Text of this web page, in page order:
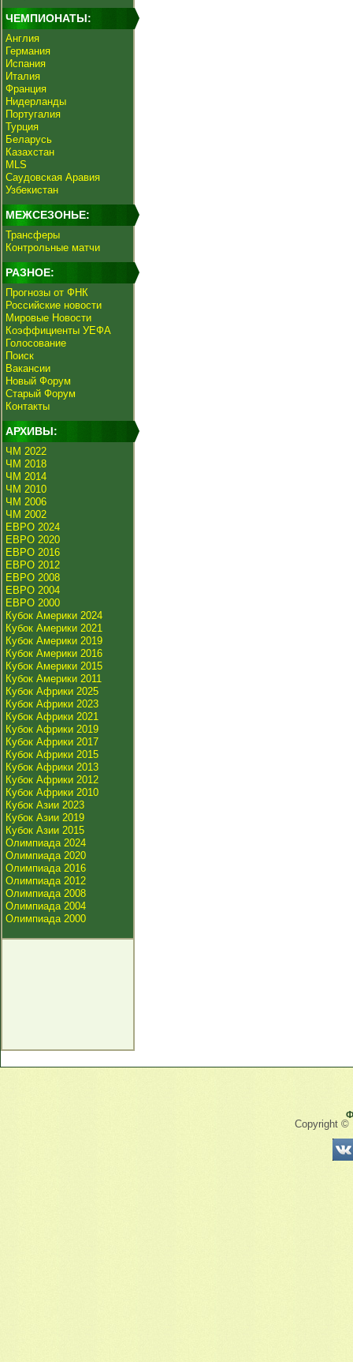
ЧЕМПИОНАТЫ:
Англия
Германия
Испания
Италия
Франция
Нидерланды
Португалия
Турция
Беларусь
Казахстан
MLS
Саудовская Аравия
Узбекистан
МЕЖСЕЗОНЬЕ:
Трансферы
Контрольные матчи
РАЗНОЕ:
Прогнозы от ФНК
Российские новости
Мировые Новости
Коэффициенты УЕФА
Голосование
Поиск
Вакансии
Новый Форум
Старый Форум
Контакты
АРХИВЫ:
ЧМ 2022
ЧМ 2018
ЧМ 2014
ЧМ 2010
ЧМ 2006
ЧМ 2002
ЕВРО 2024
ЕВРО 2020
ЕВРО 2016
ЕВРО 2012
ЕВРО 2008
ЕВРО 2004
ЕВРО 2000
Кубок Америки 2024
Кубок Америки 2021
Кубок Америки 2019
Кубок Америки 2016
Кубок Америки 2015
Кубок Америки 2011
Кубок Африки 2025
Кубок Африки 2023
Кубок Африки 2021
Кубок Африки 2019
Кубок Африки 2017
Кубок Африки 2015
Кубок Африки 2013
Кубок Африки 2012
Кубок Африки 2010
Кубок Азии 2023
Кубок Азии 2019
Кубок Азии 2015
Олимпиада 2024
Олимпиада 2020
Олимпиада 2016
Олимпиада 2012
Олимпиада 2008
Олимпиада 2004
Олимпиада 2000
Copyright ©